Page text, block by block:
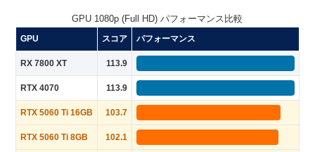
GPU 1080p (Full HD) パフォーマンス比較
GPU スコア パフォーマンス
RX 7800 XT 113.9
RTX 4070 113.9
RTX 5060 Ti 16GB 103.7
RTX 5060 Ti 8GB 102.1